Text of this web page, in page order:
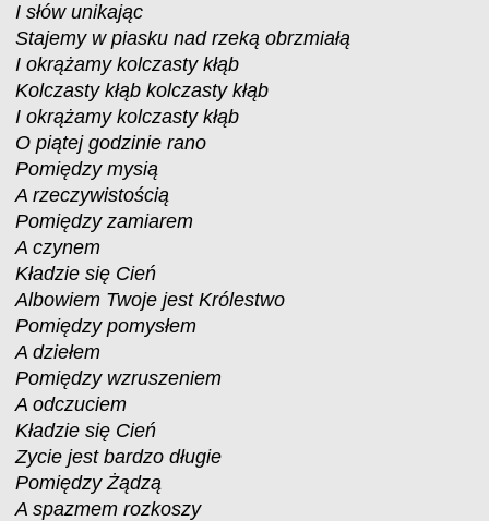
I słów unikając
Stajemy w piasku nad rzeką obrzmiałą
I okrążamy kolczasty kłąb
Kolczasty kłąb kolczasty kłąb
I okrążamy kolczasty kłąb
O piątej godzinie rano
Pomiędzy mysią
A rzeczywistością
Pomiędzy zamiarem
A czynem
Kładzie się Cień
Albowiem Twoje jest Królestwo
Pomiędzy pomysłem
A dziełem
Pomiędzy wzruszeniem
A odczuciem
Kładzie się Cień
Zycie jest bardzo długie
Pomiędzy Żądzą
A spazmem rozkoszy